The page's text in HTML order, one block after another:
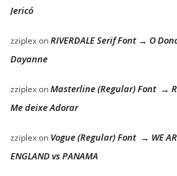
Jericó
zziplexonRIVERDALE Serif Font → O
Dayanne
zziplexonMasterline (Regular) Font →
Me deixe Adorar
zziplexon Vogue (Regular) Font → WE
ENGLAND vs PANAMA